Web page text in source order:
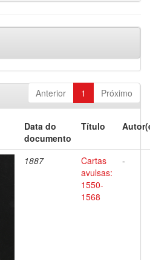
Anterior 1 Próximo
Data do
documento
Título
1887
Cartas
avulsas:
1550-
1568
-